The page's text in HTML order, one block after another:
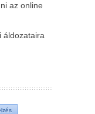
az online
áldozataira